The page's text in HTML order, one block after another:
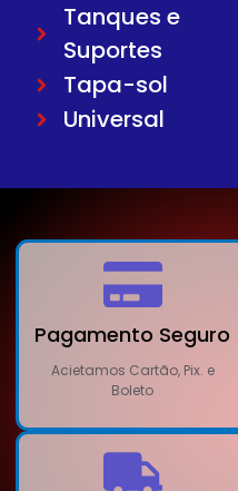
Tanques e
Suportes
Tapa-sol
Universal
Pagamento Seguro
Acietamos Cartão, Pix. e
Boleto